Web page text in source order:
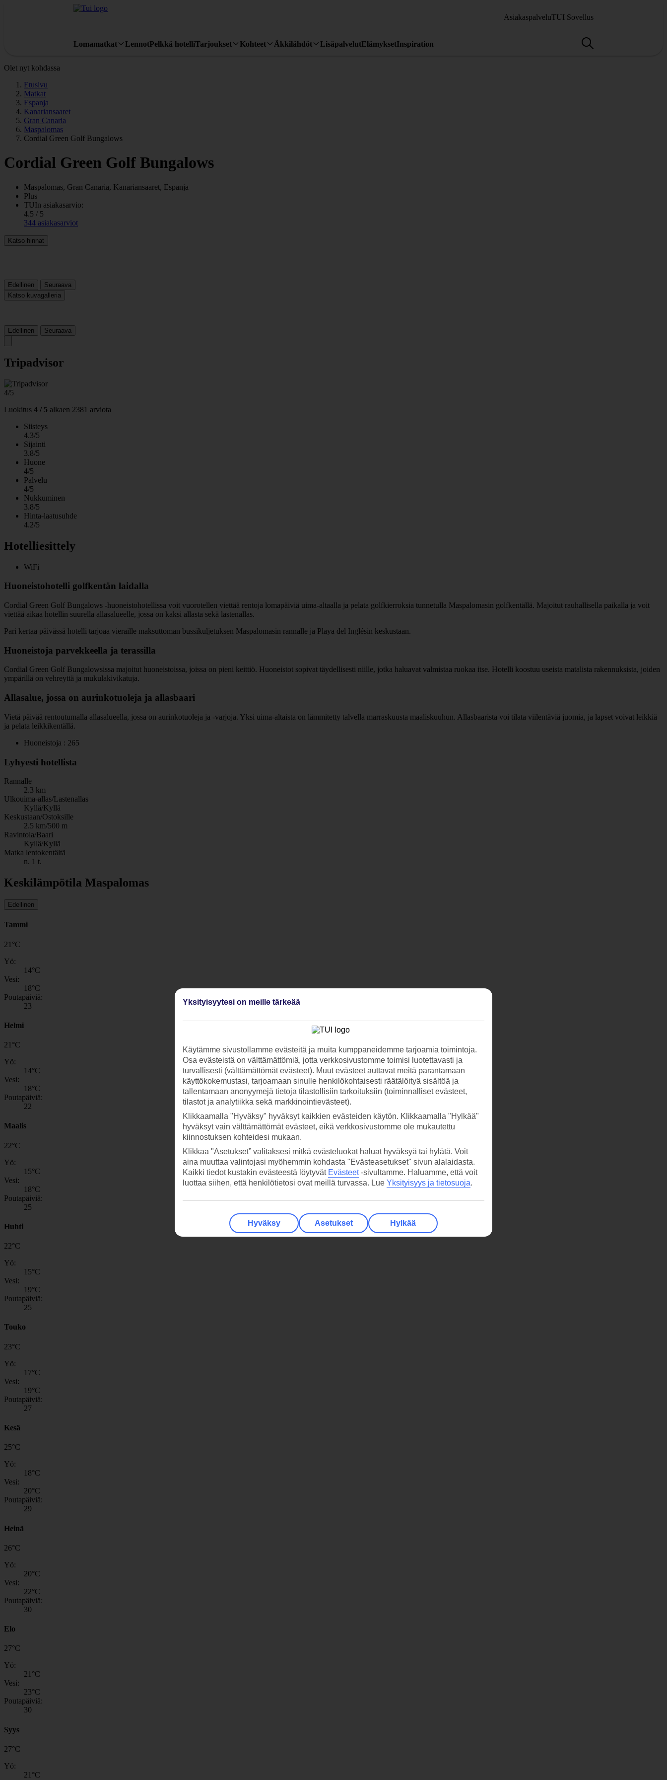
AsiakaspalveluTUI Sovellus
Lomamatkat LennotPelkkä hotelliTarjoukset Kohteet Äkkilähdöt LisäpalvelutElämyksetInspiration
Olet nyt kohdassa
Etusivu
Matkat
Espanja
Kanariansaaret
Gran Canaria
Maspalomas
Cordial Green Golf Bungalows
Cordial Green Golf Bungalows
Maspalomas, Gran Canaria, Kanariansaaret, Espanja
Plus
TUIn asiakasarvio:
4.5 / 5
344 asiakasarviot
Katso hinnat
Edellinen
Seuraava
Katso kuvagalleria
Edellinen Seuraava
Tripadvisor
4/5
Luokitus 4 / 5 alkaen 2381 arviota
Siisteys
4.3/5
Sijainti
3.8/5
Huone
4/5
Palvelu
4/5
Nukkuminen
3.8/5
Hinta-laatusuhde
4.2/5
Hotelliesittely
WiFi
Huoneistohotelli golfkentän laidalla
Cordial Green Golf Bungalows -huoneistohotellissa voit vuorotellen viettää rentoja lomapäiviä uima-altaalla ja pelata golfkierroksia tunnetulla Maspalomasin golfkentällä. Majoitut rauhallisella paikalla ja voit
viettää aikaa hotellin suurella allasalueelle, jossa on kaksi allasta sekä lastenallas.
Pari kertaa päivässä hotelli tarjoaa vieraille maksuttoman bussikuljetuksen Maspalomasin rannalle ja Playa del Inglésin keskustaan.
Huoneistoja parvekkeella ja terassilla
Cordial Green Golf Bungalowsissa majoitut huoneistoissa, joissa on pieni keittiö. Huoneistot sopivat täydellisesti niille, jotka haluavat valmistaa ruokaa itse. Hotelli koostuu useista matalista rakennuksista, joiden
ympärillä on vehreyttä ja mukulakivikatuja.
Allasalue, jossa on aurinkotuoleja ja allasbaari
Vietä päivää rentoutumalla allasalueella, jossa on aurinkotuoleja ja -varjoja. Yksi uima-altaista on lämmitetty talvella marraskuusta maaliskuuhun. Allasbaarista voi tilata viilentäviä juomia, ja lapset voivat leikkiä
ja pelata leikkikentällä.
Huoneistoja : 265
Lyhyesti hotellista
Rannalle
2.3 km
Ulkouima-allas/Lastenallas
Kyllä/Kyllä
Keskustaan/Ostoksille
2.5 km/500 m
Ravintola/Baari
Kyllä/Kyllä
Matka lentokentältä
n. 1 t.
Keskilämpötila Maspalomas
Edellinen
Tammi
21 °C
Yö:
14°C
Vesi:
18°C
Poutapäiviä:
23
Helmi
21 °C
Yö:
14°C
Vesi:
18°C
Poutapäiviä:
22
Maalis
22°C
Yö:
15°C
Vesi:
18°C
Poutapäiviä:
25
Huhti
22°C
Yö:
15°C
Vesi:
19°C
Poutapäiviä:
25
Touko
23°C
Yö:
17°C
Vesi:
19°C
Poutapäiviä:
27
Kesä
25°C
Yö:
18°C
Vesi:
20°C
Poutapäiviä:
29
Heinä
26°C
Yö:
20°C
Vesi:
22°C
Poutapäiviä:
30
Elo
27°C
Yö:
21 °C
Vesi:
23°C
Poutapäiviä:
30
Syys
27°C
Yö:
21 °C
Yksityisyytesi on meille tärkeää
Käytämme sivustollamme evästeitä ja muita kumppaneidemme tarjoamia toimintoja.
Osa evästeistä on välttämättömiä, jotta verkkosivustomme toimisi luotettavasti ja
turvallisesti (välttämättömät evästeet). Muut evästeet auttavat meitä parantamaan
käyttökokemustasi, tarjoamaan sinulle henkilökohtaisesti räätälöityä sisältöä ja
tallentamaan anonyymejä tietoja tilastollisiin tarkoituksiin (toiminnalliset evästeet,
tilastot ja analytiikka sekä markkinointievästeet).
Klikkaamalla "Hyväksy" hyväksyt kaikkien evästeiden käytön. Klikkaamalla "Hylkää"
hyväksyt vain välttämättömät evästeet, eikä verkkosivustomme ole mukautettu
kiinnostuksen kohteidesi mukaan.
Klikkaa "Asetukset” valitaksesi mitkä evästeluokat haluat hyväksyä tai hylätä. Voit
aina muuttaa valintojasi myöhemmin kohdasta "Evästeasetukset" sivun alalaidasta.
Kaikki tiedot kustakin evästeestä löytyvät Evästeet-sivultamme. Haluamme, että voit
luottaa siihen, että henkilötietosi ovat meillä turvassa. Lue Yksityisyys ja tietosuoja.
Hyväksy Asetukset Hylkää